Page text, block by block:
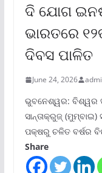
ଦି ଯୋଗ
ଭାରତରେ
ଦିବସ ପାଳିତ
June 24, 2026
ଭୁବନେଶ୍ୱର: ବିଶ୍ୱର
ସାନ୍ତାକ୍ରୁଜ୍
ପକ୍ଷରୁ ଚଳିତ ବର୍ଷର
Share